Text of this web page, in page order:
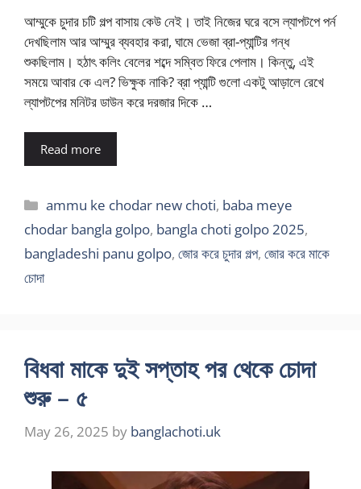
আম্মুকে চুদার চটি গল্প বাসায় কেউ নেই। তাই নিজের ঘরে বসে ল্যাপটপে পর্ন
দেখছিলাম আর আম্মুর ব্যবহার করা, ঘামে ভেজা ব্রা-প্যান্টির গন্ধ
শুকছিলাম। হঠাৎ কলিং বেলের শব্দে সম্বিত ফিরে পেলাম। কিন্তু, এই
সময়ে আবার কে এল? ভিক্ষুক নাকি? ব্রা প্যান্টি গুলো একটু আড়ালে রেখে
ল্যাপটপের মনিটর ডাউন করে দরজার দিকে …
Read more
Categories
ammu ke chodar new choti, baba meye
chodar bangla golpo, bangla choti golpo 2025,
bangladeshi panu golpo, জোর করে চুদার গল্প, জোর করে মাকে
চোদা
বিধবা মাকে দুই সপ্তাহ পর থেকে চোদা
শুরু – ৫
May 26, 2025 by banglachoti.uk